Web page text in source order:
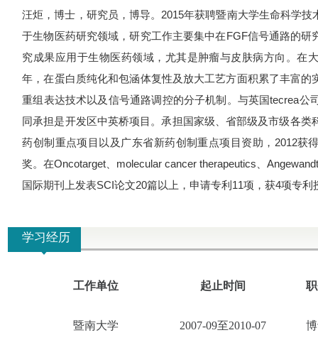
汪炬，博士，研究员，博导。 2015年获聘暨南大学生命科学技
于生物医药研究领域，研究工作主要集中在FGF信号通路的研
究成果应用于生物医药领域，尤其是肿瘤与皮肤病方向。在
年，在蛋白质纯化和包涵体复性及放大工艺方面积累了丰富的
重组表达技术以及信号通路调控的分子机制。与英国tecrea公
同承担是开发区中英桥项目。承担国家级、省部级及市级各类
药创制重点项目以及广东省新药创制重点项目资助， 2012获
奖。在Oncotarget molecular cancer therapeutics 、
国际期刊上发表SCI论文20篇以上，申请专利 11项，获4项专利
学习经历
工作单位 起止时间
暨南大学 2007-09至2010-07